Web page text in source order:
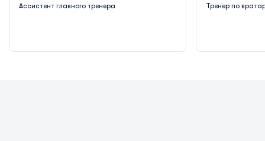
Ассистент главного тренера Тренер по